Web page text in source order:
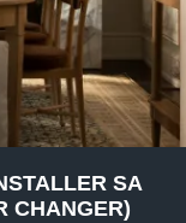
SA
CHANGER)